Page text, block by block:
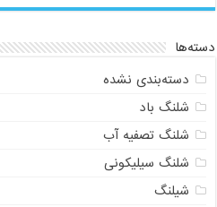
دسته‌ها
دسته‌بندی نشده
شلنگ باد
شلنگ تصفیه آب
شلنگ سیلیکونی
شیلنگ